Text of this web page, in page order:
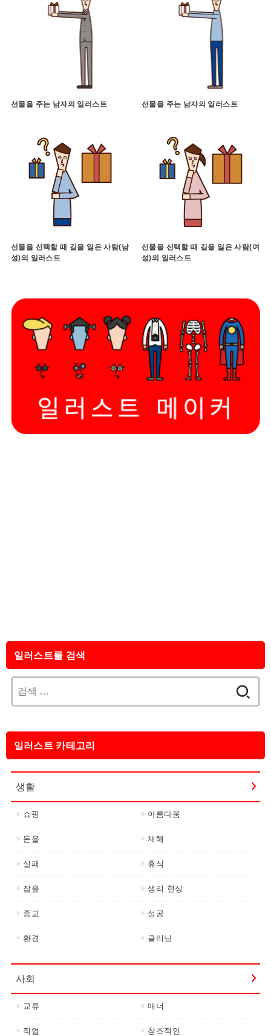
선물을 주는 남자의 일러스트 선물을 주는 남자의 일러스트
선물을 선택할 때 길을 잃은 사람(남
성)의 일러스트
선물을 선택할 때 길을 잃은 사람(여
성)의 일러스트
일러스트를 검색
색:
일러스트 카테고리
생활
쇼핑 아름다움
돈을 재해
실패 휴식
잠을 생리 현상
종교 성공
환경 클리닝
사회
교류 매너
직업 창조적인